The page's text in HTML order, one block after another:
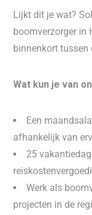
Lijkt dit je wat?
boomverzorger in
binnenkort tussen
Wat kun je van
Een
afhankelijk van
25
Werk als
projecten in de